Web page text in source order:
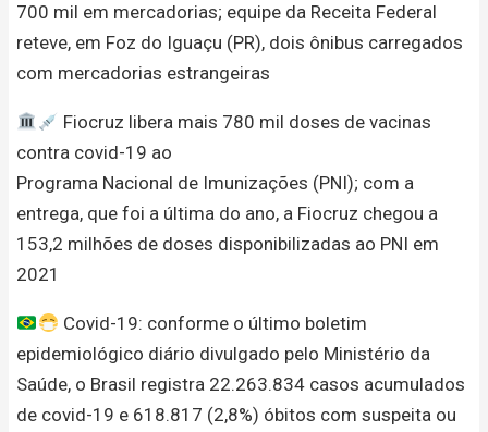
700 mil em mercadorias; equipe da Receita Federal
reteve, em Foz do Iguaçu (PR), dois ônibus carregados
com mercadorias estrangeiras
Fiocruz libera mais 780 mil doses de vacinas
contra covid-19 ao
Programa Nacional de Imunizações (PNI); com a
entrega, que foi a última do ano, a Fiocruz chegou a
153,2 milhões de doses disponibilizadas ao PNI em
2021
Covid-19: conforme o último boletim
epidemiológico diário divulgado pelo Ministério da
Saúde, o Brasil registra 22.263.834 casos acumulados
de covid-19 e 618.817 (2,8%) óbitos com suspeita ou